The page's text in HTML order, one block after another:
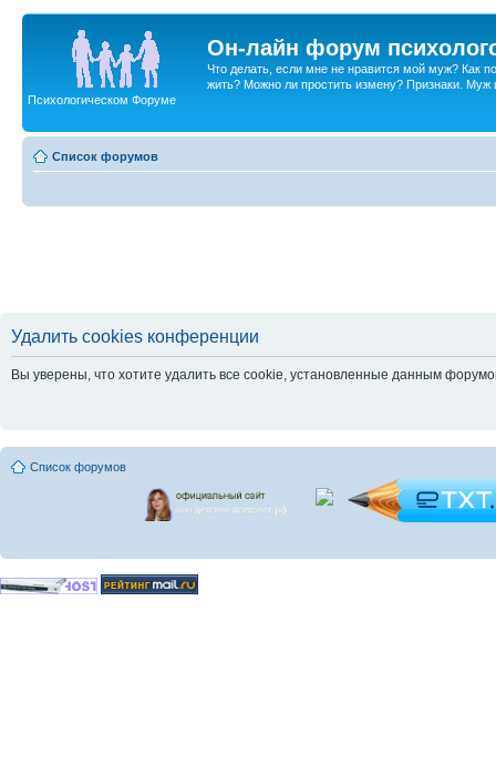
Он-лайн форум
Что делать, если мне не нравится мой муж? Как
жить? Можно ли простить измену? Признаки. Муж
Психологическом Форуме
Список форумов
Удалить cookies конференции
Вы уверены, что хотите удалить все cookie, установленные данным
Список форумов